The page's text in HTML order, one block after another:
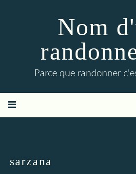
Nom
Parce que randonner
sarzana